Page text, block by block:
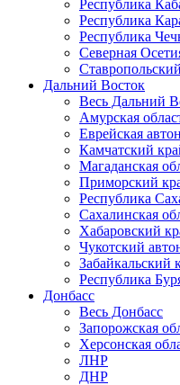
Республика
Республика
Республика
Северная
Дальний Восток
Весь Дальний
Амурская
Еврейская
Камчатский
Магаданская
Приморский
Республика
Сахалинская
Хабаровский
Чукотский
Забайкальский
Республика
Донбасс
Весь Донбасс
Запорожская
Херсонская
ЛНР
ДНР